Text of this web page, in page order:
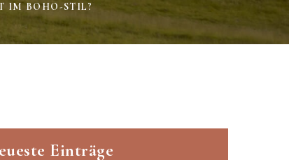
IM BOHO-STIL?
Einträge